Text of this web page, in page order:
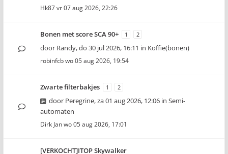
Hk87vr 07 aug 2026, 22:26
Bonen met score SCA 90+ 1 2
door Randy,do 30 jul 2026, 16:11 in Koffie(bonen)
robinfcbwo 05 aug 2026, 19:54
Zwarte filterbakjes 1 2
door Peregrine,za 01 aug 2026, 12:06 in Semi-
automaten
Dirk Janwo 05 aug 2026, 17:01
[VERKOCHT]ITOP Skywalker